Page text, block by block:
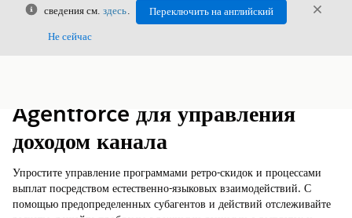
Закрыть
сведения см. здесь.
Переключить на английский
Не сейчас
Agentforce для управления
доходом канала
Упростите управление программами ретро-скидок и процессами
выплат посредством естественно-языковых взаимодействий. С
помощью предопределенных субагентов и действий отслеживайте